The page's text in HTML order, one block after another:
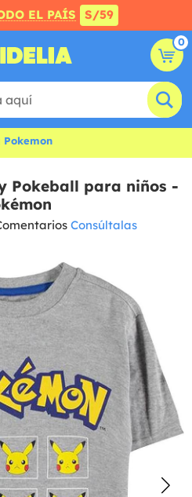
EL PAÍS S/59
0
Pokemon
Pokeball para niños -
Consúltalas